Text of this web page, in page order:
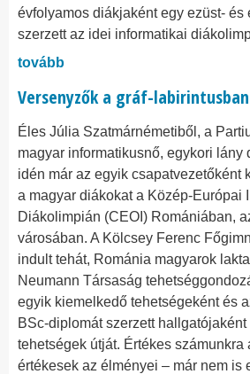
évfolyamos diákjaként egy ezüst- és
szerzett az idei informatikai
tovább
Versenyzők a gráf-labirintusban
Éles Júlia Szatmárnémetiből, a
magyar informatikusnő, egykori lány
idén már az egyik csapatvezetőként
a magyar diákokat a Közép-Európai
Diákolimpián (CEOI) Romániában,
városában. A Kölcsey Ferenc
indult tehát, Románia magyarok
Neumann Társaság
egyik kiemelkedő tehetségeként és
BSc-diplomát szerzett
tehetségek útját. Értékes számunkra
értékesek az élményei – már nem is